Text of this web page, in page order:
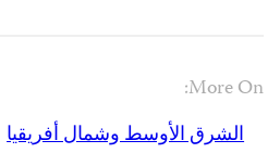
More On:
الشرق الأوسط وشمال أفريقيا